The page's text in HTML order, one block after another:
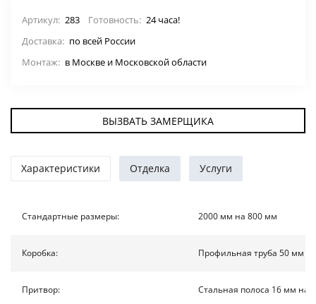
СТАВНИ НА ОКНА (22)
ДВЕРИ ПО ОСОБЕННОСТЯМ
ДВЕРИ С ТЕРМОРАЗРЫВОМ
ФОТО
УСЛУГИ
О НАС
НОВОСТИ
Артикул: 283 Готовность: 24 часа!
Доставка: по всей России
Монтаж: в Москве и Московской области
ВЫЗВАТЬ ЗАМЕРЩИКА
Характеристики Отделка Услуги
Стандартные размеры: 2000 мм на 800 мм
Коробка: Профильная труба 50 мм
Притвор: Стальная полоса 16 мм на